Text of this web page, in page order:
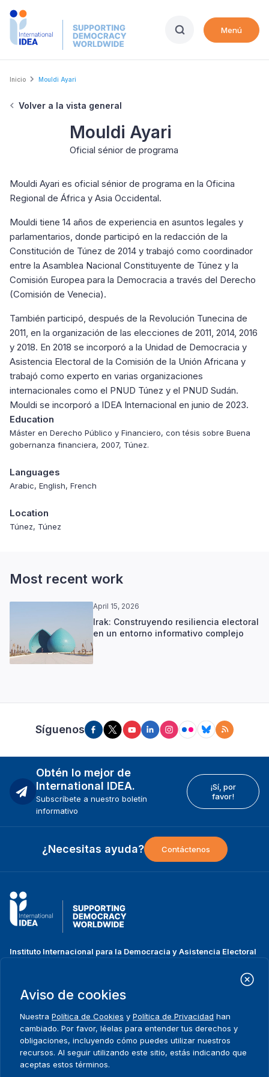
Skip
Menú
Breadcrumb
Inicio Mouldi Ayari
Volver a la vista general
Mouldi Ayari
Oficial sénior de programa
Mouldi Ayari es oficial sénior de programa en la Oficina
Regional de África y Asia Occidental.
Mouldi tiene 14 años de experiencia en asuntos legales y
parlamentarios, donde participó en la redacción de la
Constitución de Túnez de 2014 y trabajó como coordinador
entre la Asamblea Nacional Constituyente de Túnez y la
Comisión Europea para la Democracia a través del Derecho
(Comisión de Venecia).
También participó, después de la Revolución Tunecina de
2011, en la organización de las elecciones de 2011, 2014, 2016
y 2018. En 2018 se incorporó a la Unidad de Democracia y
Asistencia Electoral de la Comisión de la Unión Africana y
trabajó como experto en varias organizaciones
internacionales como el PNUD Túnez y el PNUD Sudán.
Mouldi se incorporó a IDEA Internacional en junio de 2023.
Education
Máster en Derecho Público y Financiero, con tésis sobre Buena
gobernanza financiera, 2007, Túnez.
Languages
Arabic, English, French
Location
Túnez, Túnez
Most recent work
April 15, 2026
Irak: Construyendo resiliencia electoral
en un entorno informativo complejo
Síguenos
Obtén lo mejor de
International IDEA.
Subscríbete a nuestro boletín
informativo
¡Sí, por
favor!
¿Necesitas ayuda? Contáctenos
Instituto Internacional para la Democracia y Asistencia Electoral
Strömsborgsbron 1
SE-103 34 Estocolmo
Suecia
Teléfono
+46 8 698 37 00
Footer
menu
Inicio
Sobre nosotros
Projectos
Aviso de cookies
Nuestra Política de Cookies y Política de Privacidad han
cambiado. Por favor, léelas para entender tus derechos y
obligaciones, incluyendo cómo puedes utilizar nuestros
recursos. Al seguir utilizando este sitio, estás indicando que
aceptas estos términos.